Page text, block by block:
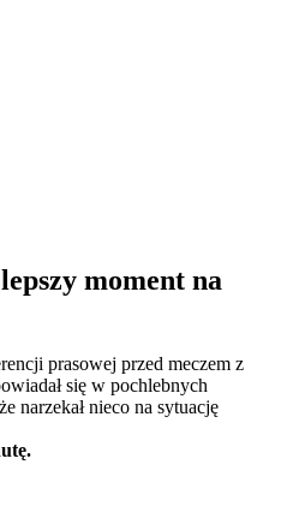
moment na
prasowej przed meczem z
się w pochlebnych
narzekał nieco na sytuację